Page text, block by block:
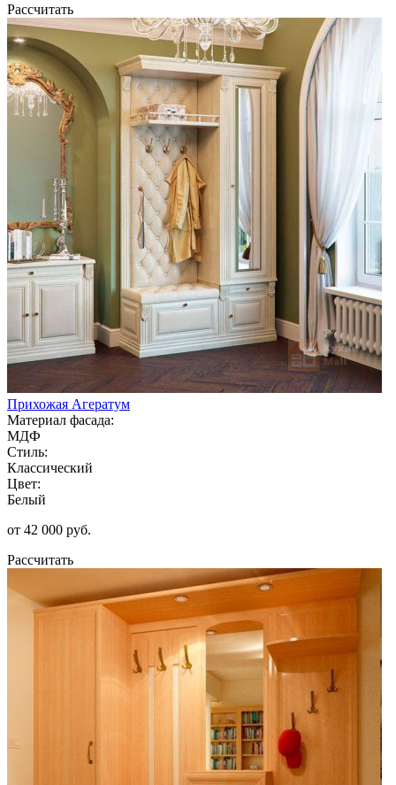
Рассчитать
Прихожая Агератум
Материал фасада:
МДФ
Стиль:
Классический
Цвет:
Белый
от 42 000 руб.
Рассчитать